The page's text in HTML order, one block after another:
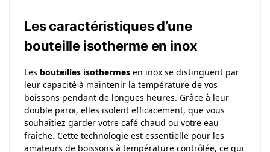
Les caractéristiques d’une
bouteille isotherme en inox
Les bouteilles isothermes en inox se distinguent par
leur capacité à maintenir la température de vos
boissons pendant de longues heures. Grâce à leur
double paroi, elles isolent efficacement, que vous
souhaitiez garder votre café chaud ou votre eau
fraîche. Cette technologie est essentielle pour les
amateurs de boissons à température contrôlée, ce qui